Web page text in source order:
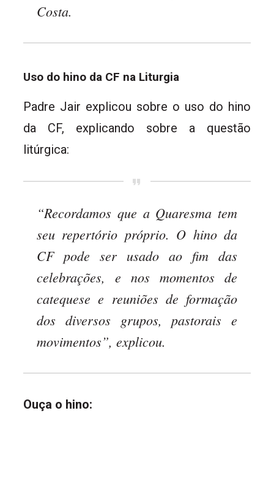
Costa.
Uso do hino da CF na Liturgia
Padre Jair explicou sobre o uso do hino
da CF, explicando sobre a questão
litúrgica:
“Recordamos que a Quaresma tem
seu repertório próprio. O hino da
CF pode ser usado ao fim das
celebrações, e nos momentos de
catequese e reuniões de formação
dos diversos grupos, pastorais e
movimentos”, explicou.
Ouça o hino: